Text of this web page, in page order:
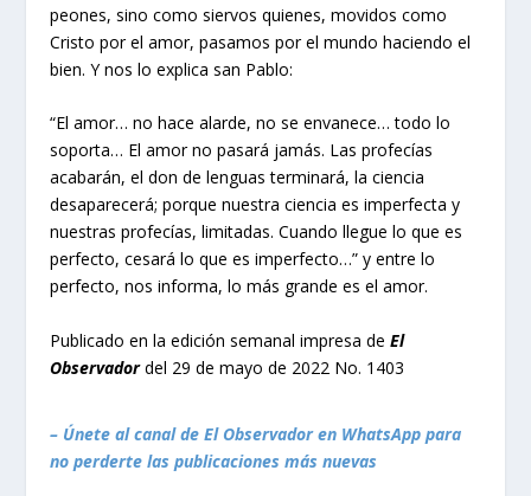
peones, sino como siervos quienes, movidos como
Cristo por el amor, pasamos por el mundo haciendo el
bien. Y nos lo explica san Pablo:
“El amor… no hace alarde, no se envanece… todo lo
soporta… El amor no pasará jamás. Las profecías
acabarán, el don de lenguas terminará, la ciencia
desaparecerá; porque nuestra ciencia es imperfecta y
nuestras profecías, limitadas. Cuando llegue lo que es
perfecto, cesará lo que es imperfecto…” y entre lo
perfecto, nos informa, lo más grande es el amor.
Publicado en la edición semanal impresa deEl
Observadordel 29 de mayo de 2022 No. 1403
– Únete al canal de El Observador en WhatsApp para
no perderte las publicaciones más nuevas